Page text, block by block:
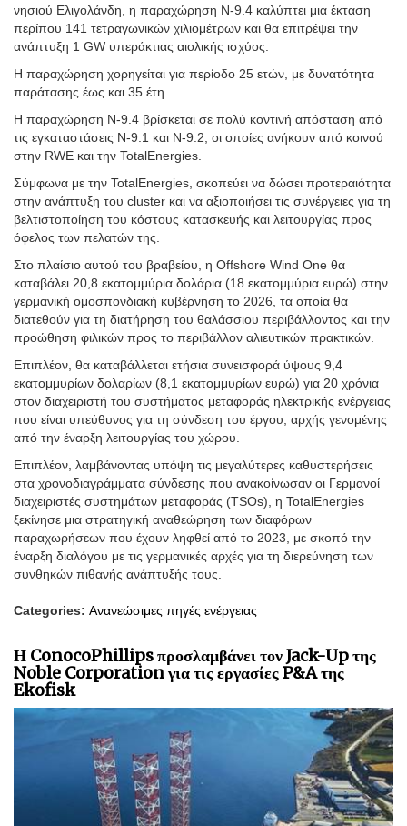
νησιού Ελιγολάνδη, η παραχώρηση N-9.4 καλύπτει μια έκταση
περίπου 141 τετραγωνικών χιλιομέτρων και θα επιτρέψει την
ανάπτυξη 1 GW υπεράκτιας αιολικής ισχύος.
Η παραχώρηση χορηγείται για περίοδο 25 ετών, με δυνατότητα
παράτασης έως και 35 έτη.
Η παραχώρηση N-9.4 βρίσκεται σε πολύ κοντινή απόσταση από
τις εγκαταστάσεις N-9.1 και N-9.2, οι οποίες ανήκουν από κοινού
στην RWE και την TotalEnergies.
Σύμφωνα με την TotalEnergies, σκοπεύει να δώσει προτεραιότητα
στην ανάπτυξη του cluster και να αξιοποιήσει τις συνέργειες για τη
βελτιστοποίηση του κόστους κατασκευής και λειτουργίας προς
όφελος των πελατών της.
Στο πλαίσιο αυτού του βραβείου, η Offshore Wind One θα
καταβάλει 20,8 εκατομμύρια δολάρια (18 εκατομμύρια ευρώ) στην
γερμανική ομοσπονδιακή κυβέρνηση το 2026, τα οποία θα
διατεθούν για τη διατήρηση του θαλάσσιου περιβάλλοντος και την
προώθηση φιλικών προς το περιβάλλον αλιευτικών πρακτικών.
Επιπλέον, θα καταβάλλεται ετήσια συνεισφορά ύψους 9,4
εκατομμυρίων δολαρίων (8,1 εκατομμυρίων ευρώ) για 20 χρόνια
στον διαχειριστή του συστήματος μεταφοράς ηλεκτρικής ενέργειας
που είναι υπεύθυνος για τη σύνδεση του έργου, αρχής γενομένης
από την έναρξη λειτουργίας του χώρου.
Επιπλέον, λαμβάνοντας υπόψη τις μεγαλύτερες καθυστερήσεις
στα χρονοδιαγράμματα σύνδεσης που ανακοίνωσαν οι Γερμανοί
διαχειριστές συστημάτων μεταφοράς (TSOs), η TotalEnergies
ξεκίνησε μια στρατηγική αναθεώρηση των διαφόρων
παραχωρήσεων που έχουν ληφθεί από το 2023, με σκοπό την
έναρξη διαλόγου με τις γερμανικές αρχές για τη διερεύνηση των
συνθηκών πιθανής ανάπτυξής τους.
Categories: Ανανεώσιμες πηγές ενέργειας
Η ConocoPhillips προσλαμβάνει τον Jack-Up της
Noble Corporation για τις εργασίες P&A της
Ekofisk